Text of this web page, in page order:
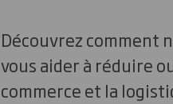
Découvrez comment
vous aider à réduire
commerce et la